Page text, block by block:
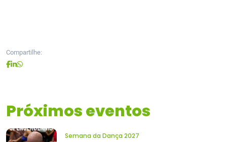
Compartilhe:
Próximos eventos
Semana da Dança 2027